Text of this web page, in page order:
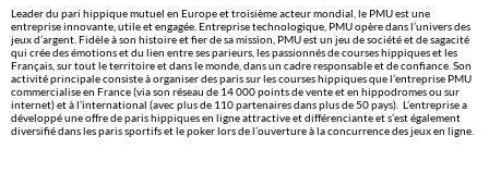
Leader du pari hippique mutuel en Europe et troisième acteur mondial, le PMU est une
entreprise innovante, utile et engagée. Entreprise technologique, PMU opère dans l’univers des
jeux d’argent. Fidèle à son histoire et fier de sa mission, PMU est un jeu de société et de sagacité
qui crée des émotions et du lien entre ses parieurs, les passionnés de courses hippiques et les
Français, sur tout le territoire et dans le monde, dans un cadre responsable et de confiance. Son
activité principale consiste à organiser des paris sur les courses hippiques que l’entreprise PMU
commercialise en France (via son réseau de 14 000 points de vente et en hippodromes ou sur
internet) et à l’international (avec plus de 110 partenaires dans plus de 50 pays). L’entreprise a
développé une offre de paris hippiques en ligne attractive et différenciante et s’est également
diversifié dans les paris sportifs et le poker lors de l’ouverture à la concurrence des jeux en ligne.